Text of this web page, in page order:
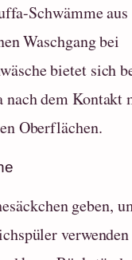
Schwämme aus
Waschgang bei
bietet sich
nach dem Kontakt
Oberflächen.
geben,